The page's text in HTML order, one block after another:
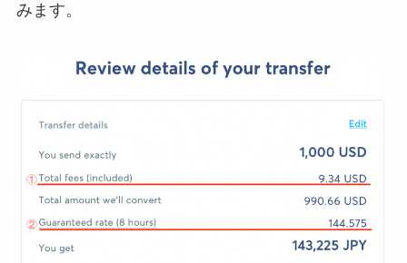
みます。